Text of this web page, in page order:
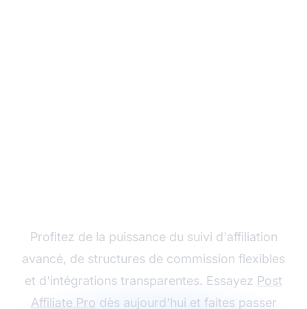
Profitez de la puissance du suivi d'affiliation
avancé, de structures de commission flexibles
et d'intégrations transparentes. Essayez Post
Affiliate Pro dès aujourd'hui et faites passer